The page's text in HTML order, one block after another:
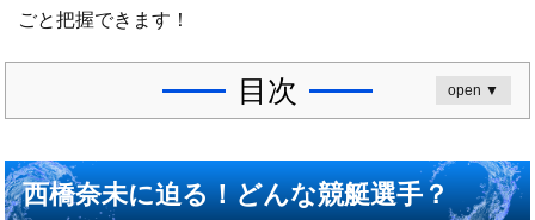
ごと把握できます！
目次 open ▼
西橋奈未に迫る！どんな競艇選手？